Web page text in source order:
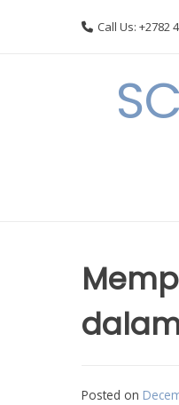
Call Us: +2782
Posted on